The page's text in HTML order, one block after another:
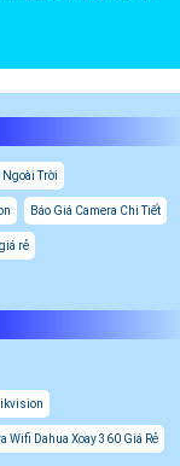
Ngoài Trời
Báo Giá Camera Chi Tiết
rẻ
Wifi Dahua Xoay 360 Giá Rẻ